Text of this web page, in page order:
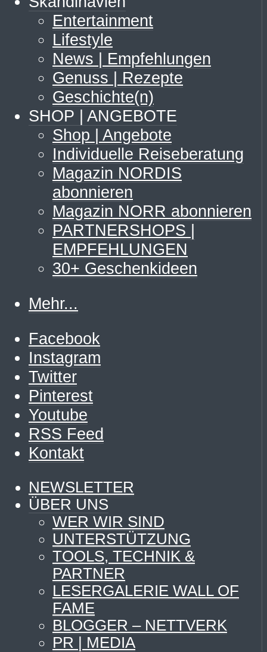
Entertainment
Lifestyle
News | Empfehlungen
Genuss | Rezepte
Geschichte(n)
SHOP | ANGEBOTE
Shop | Angebote
Individuelle Reiseberatung
Magazin NORDIS
abonnieren
Magazin NORR abonnieren
PARTNERSHOPS |
EMPFEHLUNGEN
30+ Geschenkideen
Mehr...
Facebook
Instagram
Twitter
Pinterest
Youtube
RSS Feed
Kontakt
NEWSLETTER
ÜBER UNS
WER WIR SIND
UNTERSTÜTZUNG
TOOLS, TECHNIK &
PARTNER
LESERGALERIE WALL OF
FAME
BLOGGER – NETTVERK
PR | MEDIA